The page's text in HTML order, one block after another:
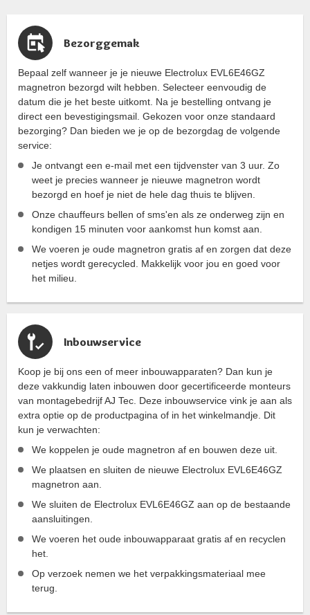
Bezorggemak
Bepaal zelf wanneer je je nieuwe Electrolux EVL6E46GZ
magnetron bezorgd wilt hebben. Selecteer eenvoudig de
datum die je het beste uitkomt. Na je bestelling ontvang je
direct een bevestigingsmail. Gekozen voor onze standaard
bezorging? Dan bieden we je op de bezorgdag de volgende
service:
Je ontvangt een e-mail met een tijdvenster van 3 uur. Zo
weet je precies wanneer je nieuwe magnetron wordt
bezorgd en hoef je niet de hele dag thuis te blijven.
Onze chauffeurs bellen of sms'en als ze onderweg zijn en
kondigen 15 minuten voor aankomst hun komst aan.
We voeren je oude magnetron gratis af en zorgen dat deze
netjes wordt gerecycled. Makkelijk voor jou en goed voor
het milieu.
Inbouwservice
Koop je bij ons een of meer inbouwapparaten? Dan kun je
deze vakkundig laten inbouwen door gecertificeerde monteurs
van montagebedrijf AJ Tec. Deze inbouwservice vink je aan als
extra optie op de productpagina of in het winkelmandje. Dit
kun je verwachten:
We koppelen je oude magnetron af en bouwen deze uit.
We plaatsen en sluiten de nieuwe Electrolux EVL6E46GZ
magnetron aan.
We sluiten de Electrolux EVL6E46GZ aan op de bestaande
aansluitingen.
We voeren het oude inbouwapparaat gratis af en recyclen
het.
Op verzoek nemen we het verpakkingsmateriaal mee
terug.